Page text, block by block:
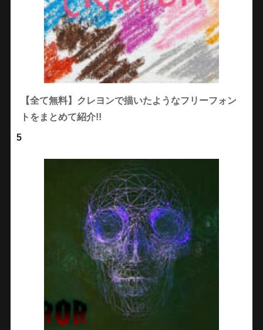
【全て無料】クレヨンで描いたようなフリーフォン
トをまとめて紹介!!
5